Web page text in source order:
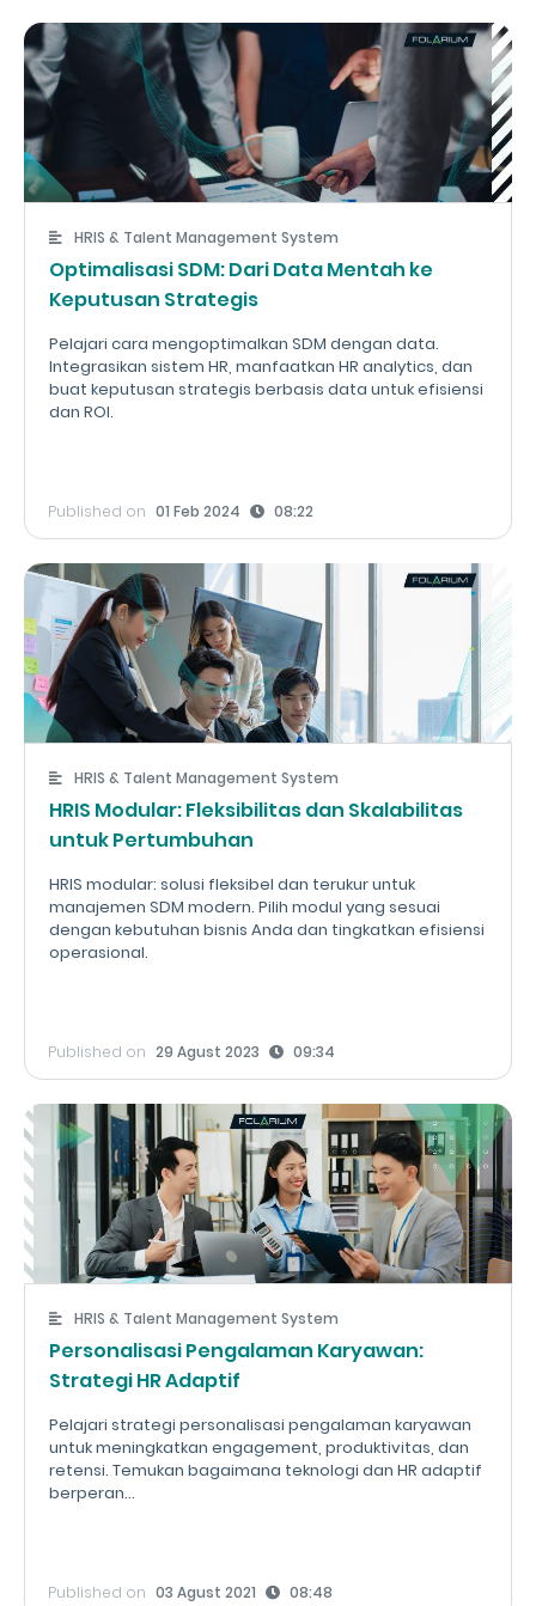
HRIS & Talent Management System
Optimalisasi SDM: Dari Data Mentah ke
Keputusan Strategis
Pelajari cara mengoptimalkan SDM dengan data.
Integrasikan sistem HR, manfaatkan HR analytics, dan
buat keputusan strategis berbasis data untuk efisiensi
dan ROI.
Published on 01 Feb 2024 08:22
HRIS & Talent Management System
HRIS Modular: Fleksibilitas dan Skalabilitas
untuk Pertumbuhan
HRIS modular: solusi fleksibel dan terukur untuk
manajemen SDM modern. Pilih modul yang sesuai
dengan kebutuhan bisnis Anda dan tingkatkan efisiensi
operasional.
Published on 29 Agust 2023 09:34
HRIS & Talent Management System
Personalisasi Pengalaman Karyawan:
Strategi HR Adaptif
Pelajari strategi personalisasi pengalaman karyawan
untuk meningkatkan engagement, produktivitas, dan
retensi. Temukan bagaimana teknologi dan HR adaptif
berperan...
Published on 03 Agust 2021 08:48